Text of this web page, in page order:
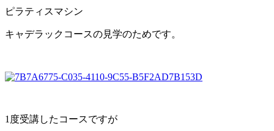
ピラティスマシン
キャデラックコースの見学のためです。
1度受講したコースですが